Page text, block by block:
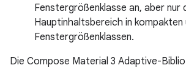
Fenstergrößenklasse an, aber nur
Hauptinhaltsbereich in kompakten
Fenstergrößenklassen.
Die Compose Material 3 Adaptive-